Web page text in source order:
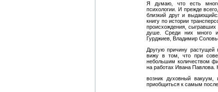
Я думаю, что есть много
психологии. И прежде
близкий друг и
книгу по истории
происхождения, сыгравших
душе. Среди них много
Гурджиев, Владимир
Другую причину растущей
вижу в том, что при
небольшим количеством
на работах Ивана Павлова.
возник духовный вакуум,
приобщиться к самым